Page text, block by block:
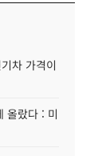
차 가격이
올랐다 : 미